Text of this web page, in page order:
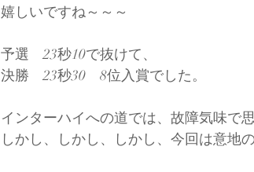
嬉しいですね～～～
予選　23秒10で抜けて、
決勝　23秒30　8位入賞でした。
インターハイへの道では、故障気味で
しかし、しかし、しかし、今回は意地